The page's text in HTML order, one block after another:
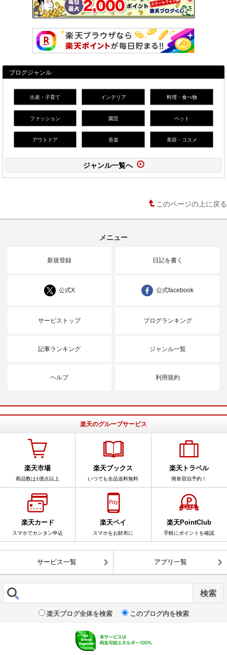
ブログジャンル
出産・子育て インテリア 料理・食べ物
ファッション 園芸 ペット
アウトドア 音楽 美容・コスメ
ジャンル一覧へ
このページの上に戻る
メニュー
新規登録 日記を書く
公式X 公式facebook
サービストップ ブログランキング
記事ランキング ジャンル一覧
ヘルプ 利用規約
楽天のグループサービス
楽天市場
商品数は1億点以上
楽天ブックス
いつでも全品送料無料
楽天トラベル
簡単宿泊予約！
楽天カード
スマホでカンタン申込
楽天ペイ
スマホをお財布に
楽天PointClub
手軽にポイントを確認
サービス一覧 アプリ一覧
楽天ブログ全体を検索 このブログ内を検索